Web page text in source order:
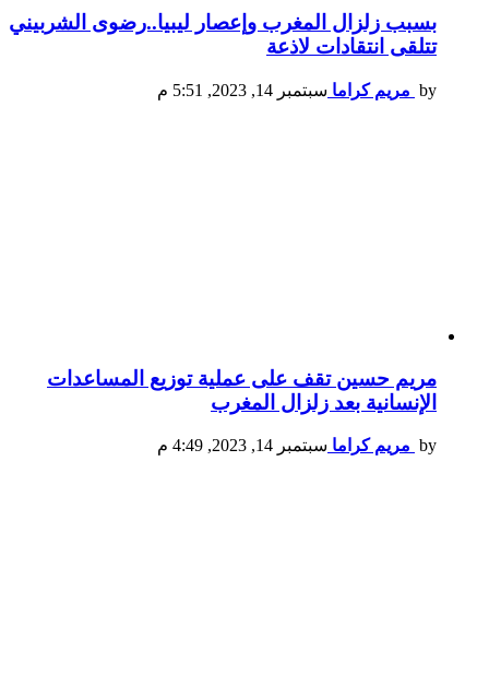
بسبب زلزال المغرب وإعصار ليبيا..رضوى الشربيني
تتلقى انتقادات لاذعة
by مريم كراما سبتمبر 14, 2023, 5:51 م
مريم حسين تقف على عملية توزيع المساعدات
الإنسانية بعد زلزال المغرب
by مريم كراما سبتمبر 14, 2023, 4:49 م